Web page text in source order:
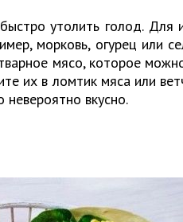
утолить голод. Для
морковь, огурец или
мясо, которое
их в ломтик мяса или
невероятно вкусно.